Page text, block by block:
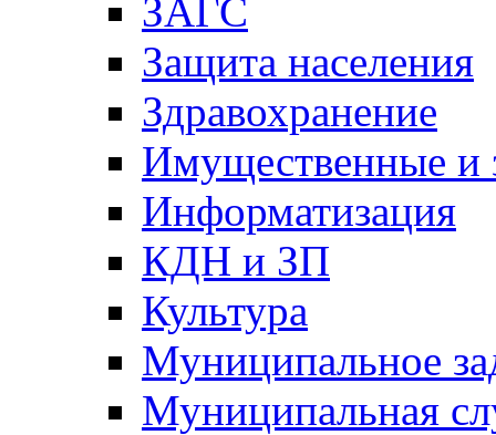
ЗАГС
Защита населения
Здравохранение
Имущественные и
Информатизация
КДН и ЗП
Культура
Муниципальное
Муниципальная